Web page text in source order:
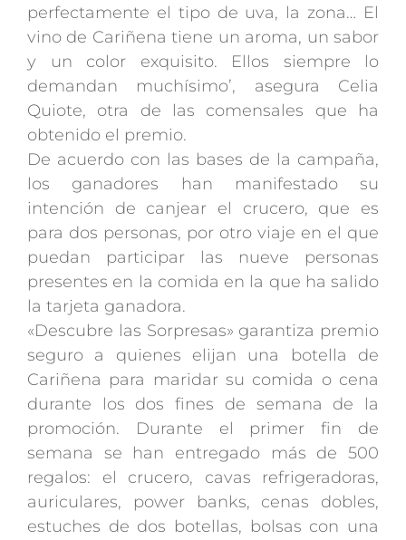
perfectamente el tipo de uva, la zona… El
vino de Cariñena tiene un aroma, un sabor
y un color exquisito. Ellos siempre lo
demandan muchísimo’, asegura Celia
Quiote, otra de las comensales que ha
obtenido el premio.
De acuerdo con las bases de la campaña,
los ganadores han manifestado su
intención de canjear el crucero, que es
para dos personas, por otro viaje en el que
puedan participar las nueve personas
presentes en la comida en la que ha salido
la tarjeta ganadora.
«Descubre las Sorpresas» garantiza premio
seguro a quienes elijan una botella de
Cariñena para maridar su comida o cena
durante los dos fines de semana de la
promoción. Durante el primer fin de
semana se han entregado más de 500
regalos: el crucero, cavas refrigeradoras,
auriculares, power banks, cenas dobles,
estuches de dos botellas, bolsas con una